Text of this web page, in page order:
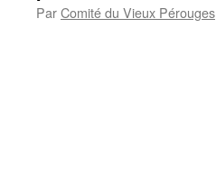
ParComité du Vieux Pérouges